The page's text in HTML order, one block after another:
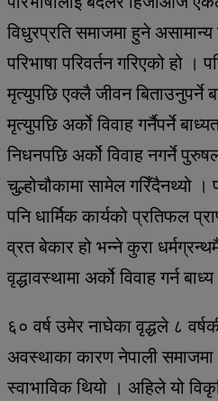
विधुरप्रति समाजमा हुने
परिभाषा परिवर्तन गरिएको हो ।
मृत्युपछि एक्लै जीवन बिताउनुपर्ने
मृत्युपछि अर्को विवाह गर्नैपर्ने
निधनपछि अर्को विवाह नगर्ने
चुल्होचौकामा सामेल गरिँदैनथ्यो ।
पनि धार्मिक कार्यको प्रतिफल
व्रत बेकार हो भन्ने कुरा
वृद्धावस्थामा अर्को विवाह गर्न
६० वर्ष उमेर नाघेका वृद्धले ८
अवस्थाका कारण नेपाली
स्वाभाविक थियो । अहिले यो